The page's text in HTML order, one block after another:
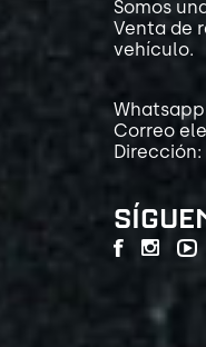
Somos
Venta de
vehículo.
Correo
Dirección: